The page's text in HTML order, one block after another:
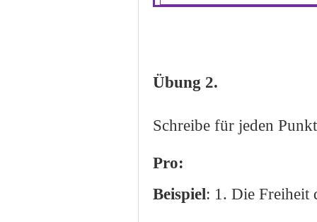
Übung 2.
Schreibe für jeden
Pro:
Beispiel: 1. Die Freiheit